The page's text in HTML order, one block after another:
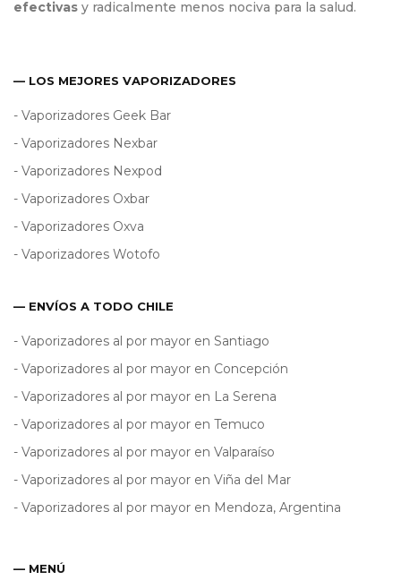
efectivas y radicalmente menos nociva para la salud.
— LOS MEJORES VAPORIZADORES
- Vaporizadores Geek Bar
- Vaporizadores Nexbar
- Vaporizadores Nexpod
- Vaporizadores Oxbar
- Vaporizadores Oxva
- Vaporizadores Wotofo
— ENVÍOS A TODO CHILE
- Vaporizadores al por mayor en Santiago
- Vaporizadores al por mayor en Concepción
- Vaporizadores al por mayor en La Serena
- Vaporizadores al por mayor en Temuco
- Vaporizadores al por mayor en Valparaíso
- Vaporizadores al por mayor en Viña del Mar
- Vaporizadores al por mayor en Mendoza, Argentina
— MENÚ